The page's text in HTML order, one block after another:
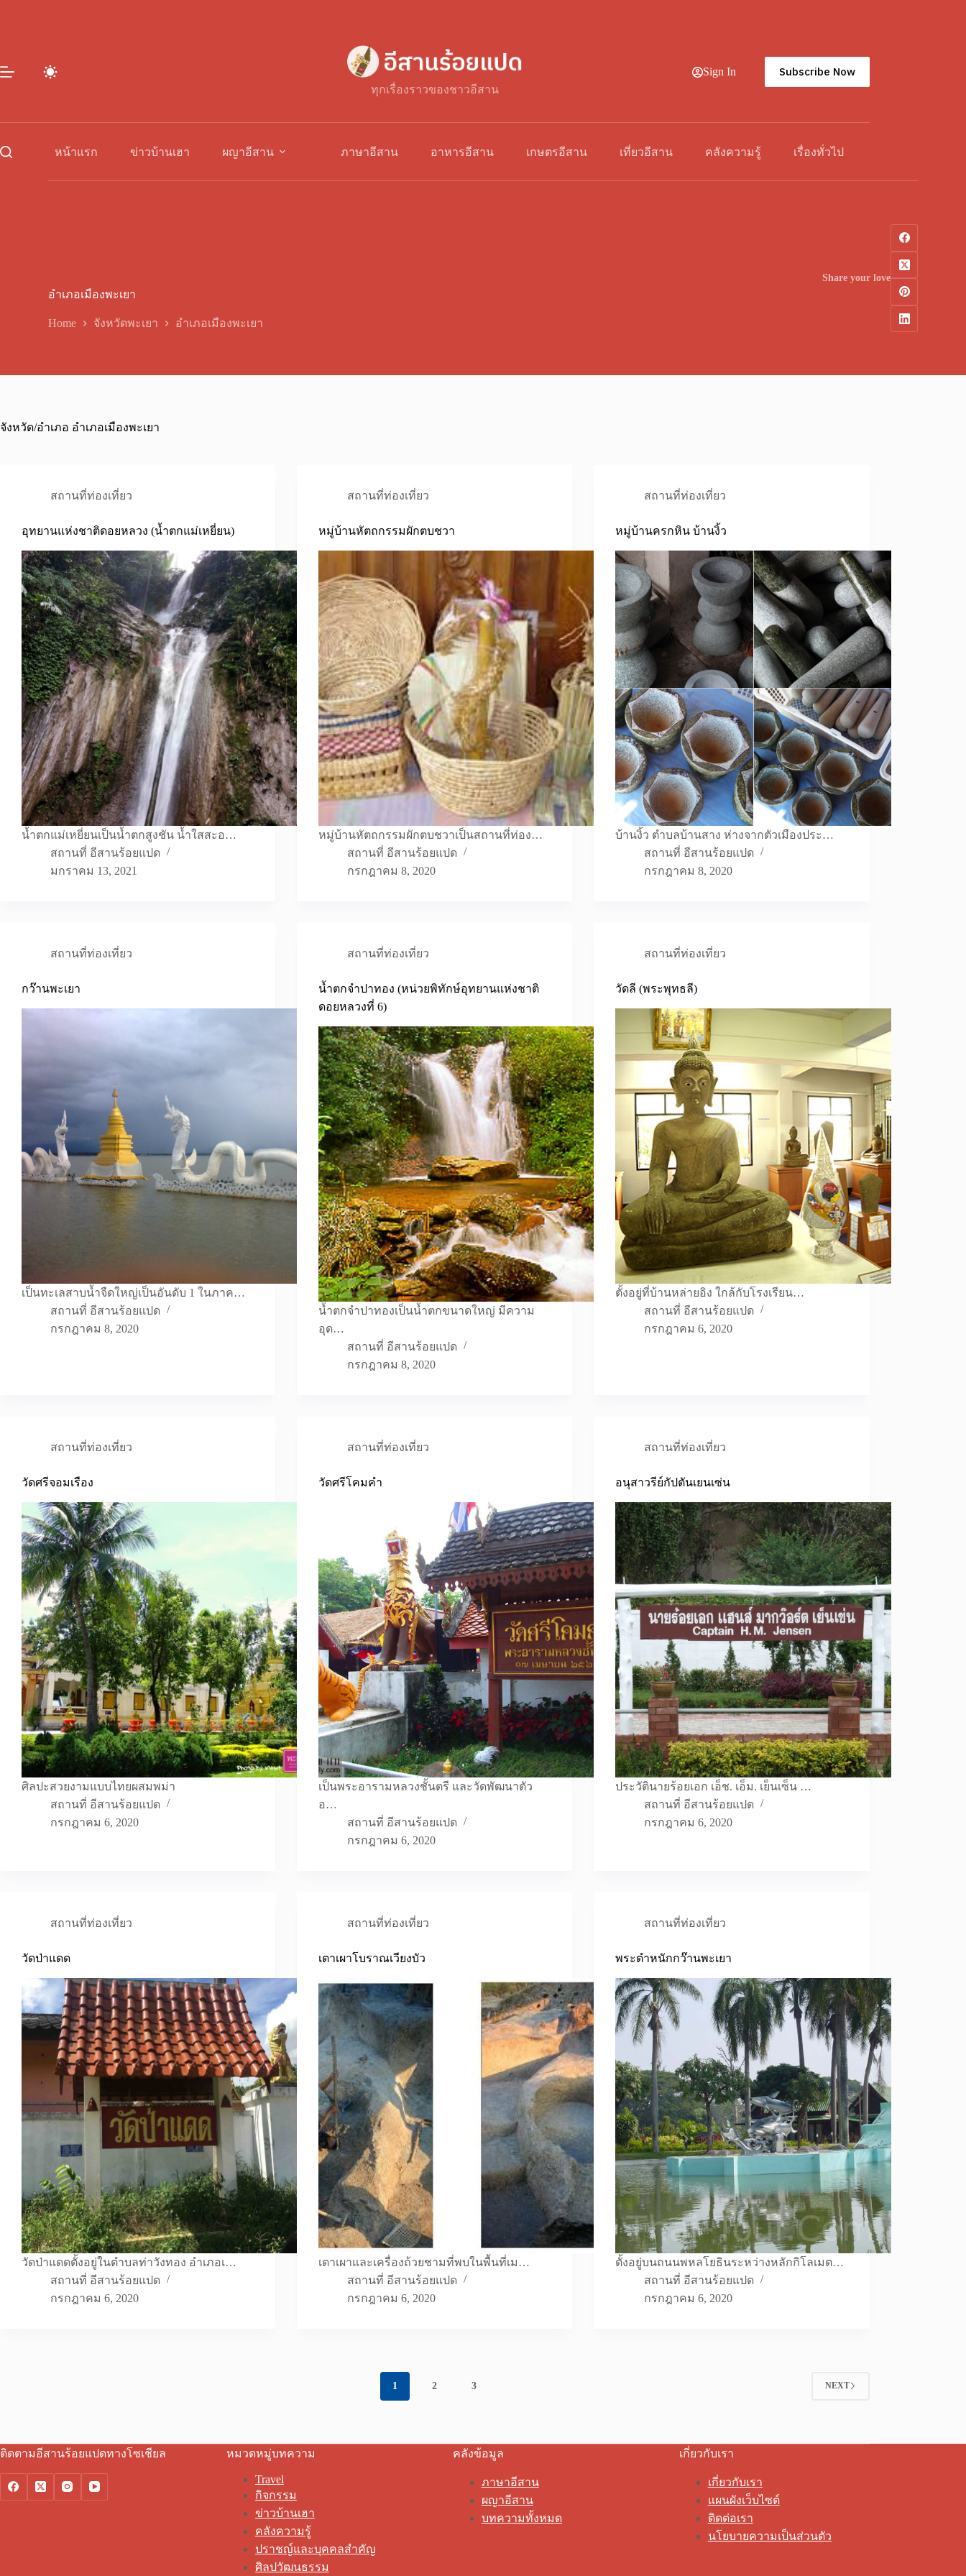
ทุกเรื่องราวของชาวอีสาน
Sign In Subscribe Now
หน้าแรก ข่าวบ้านเฮา ผญาอีสาน ภาษาอีสาน อาหารอีสาน เกษตรอีสาน เที่ยวอีสาน คลังความรู้ เรื่องทั่วไป
อำเภอเมืองพะเยา
Home จังหวัดพะเยา อำเภอเมืองพะเยา
Share your love
จังหวัด/อำเภอ อำเภอเมืองพะเยา
สถานที่ท่องเที่ยว
อุทยานแห่งชาติดอยหลวง (น้ำตกแม่เหยี่ยน)
น้ำตกแม่เหยี่ยนเป็นน้ำตกสูงชัน น้ำใสสะอ…
สถานที่ อีสานร้อยแปด
มกราคม 13, 2021
สถานที่ท่องเที่ยว
หมู่บ้านหัตถกรรมผักตบชวา
หมู่บ้านหัตถกรรมผักตบชวาเป็นสถานที่ท่อง…
สถานที่ อีสานร้อยแปด
กรกฎาคม 8, 2020
สถานที่ท่องเที่ยว
หมู่บ้านครกหิน บ้านงิ้ว
บ้านงิ้ว ตำบลบ้านสาง ห่างจากตัวเมืองประ…
สถานที่ อีสานร้อยแปด
กรกฎาคม 8, 2020
สถานที่ท่องเที่ยว
กว๊านพะเยา
เป็นทะเลสาบน้ำจืดใหญ่เป็นอันดับ 1 ในภาค…
สถานที่ อีสานร้อยแปด
กรกฎาคม 8, 2020
สถานที่ท่องเที่ยว
น้ำตกจำปาทอง (หน่วยพิทักษ์อุทยานแห่งชาติ
ดอยหลวงที่ 6)
น้ำตกจำปาทองเป็นน้ำตกขนาดใหญ่ มีความ
อุด…
สถานที่ อีสานร้อยแปด
กรกฎาคม 8, 2020
สถานที่ท่องเที่ยว
วัดลี (พระพุทธลี)
ตั้งอยู่ที่บ้านหล่ายอิง ใกล้กับโรงเรียน…
สถานที่ อีสานร้อยแปด
กรกฎาคม 6, 2020
สถานที่ท่องเที่ยว
วัดศรีจอมเรือง
ศิลปะสวยงามแบบไทยผสมพม่า
สถานที่ อีสานร้อยแปด
กรกฎาคม 6, 2020
สถานที่ท่องเที่ยว
วัดศรีโคมคำ
เป็นพระอารามหลวงชั้นตรี และวัดพัฒนาตัว
อ…
สถานที่ อีสานร้อยแปด
กรกฎาคม 6, 2020
สถานที่ท่องเที่ยว
อนุสาวรีย์กัปตันเยนเซ่น
ประวัตินายร้อยเอก เอ็ช. เอ็ม. เย็นเซ็น …
สถานที่ อีสานร้อยแปด
กรกฎาคม 6, 2020
สถานที่ท่องเที่ยว
วัดป่าแดด
วัดป่าแดดตั้งอยู่ในตำบลท่าวังทอง อำเภอเ…
สถานที่ อีสานร้อยแปด
กรกฎาคม 6, 2020
สถานที่ท่องเที่ยว
เตาเผาโบราณเวียงบัว
เตาเผาและเครื่องถ้วยชามที่พบในพื้นที่เม…
สถานที่ อีสานร้อยแปด
กรกฎาคม 6, 2020
สถานที่ท่องเที่ยว
พระตำหนักกว๊านพะเยา
ตั้งอยู่บนถนนพหลโยธินระหว่างหลักกิโลเมต…
สถานที่ อีสานร้อยแปด
กรกฎาคม 6, 2020
1 2 3 NEXT
ติดตามอีสานร้อยแปดทางโซเชียล หมวดหมู่บทความ
Travel
กิจกรรม
ข่าวบ้านเฮา
คลังความรู้
ปราชญ์และบุคคลสำคัญ
ศิลปวัฒนธรรม
คลังข้อมูล
ภาษาอีสาน
ผญาอีสาน
บทความทั้งหมด
เกี่ยวกับเรา
เกี่ยวกับเรา
แผนผังเว็บไซต์
ติดต่อเรา
นโยบายความเป็นส่วนตัว